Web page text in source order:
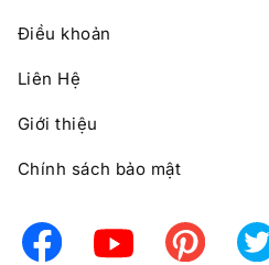
Điều khoản
Liên Hệ
Giới thiệu
Chính sách bảo mật